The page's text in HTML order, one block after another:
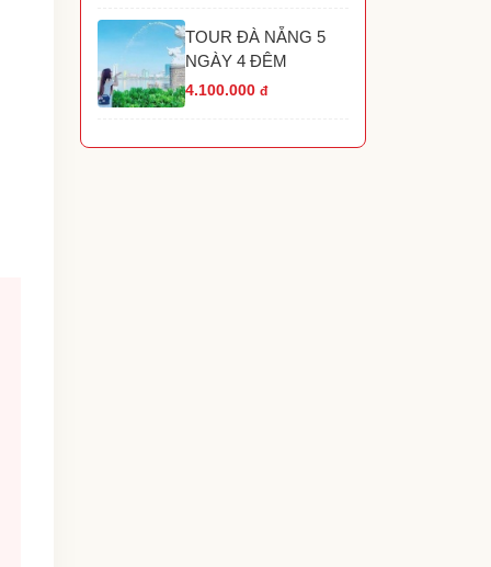
TOUR ĐÀ NẴNG 5
NGÀY 4 ĐÊM
4.100.000 đ